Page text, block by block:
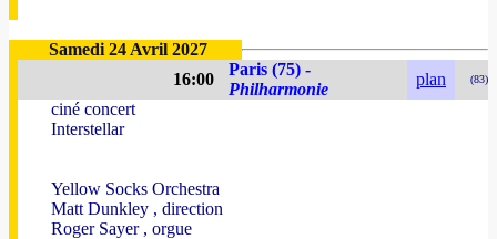
Samedi 24 Avril 2027
16:00
Paris (75) -
Philharmonie
plan (83)
ciné concert
Interstellar
Yellow Socks Orchestra
Matt Dunkley , direction
Roger Sayer , orgue